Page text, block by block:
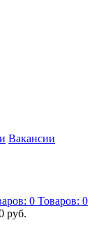
Вакансии
0 Товаров: 0
руб.